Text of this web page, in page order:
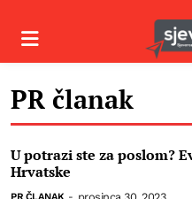
Izbornik
PR članak
U potrazi ste za poslom?
Hrvatske